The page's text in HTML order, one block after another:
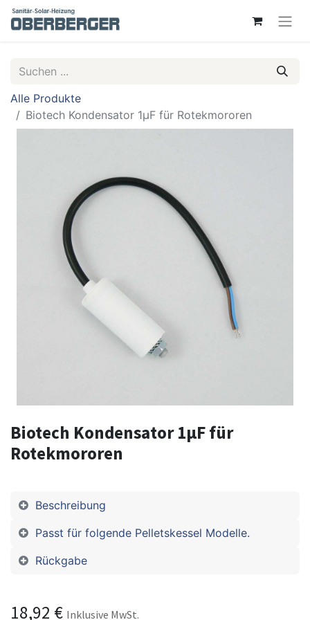
Alle Produkte
Biotech Kondensator 1µF für Rotekmororen
Biotech Kondensator 1µF für
Rotekmororen
Beschreibung
Passt für folgende Pelletskessel Modelle.
Rückgabe
18,92 € Inklusive MwSt.